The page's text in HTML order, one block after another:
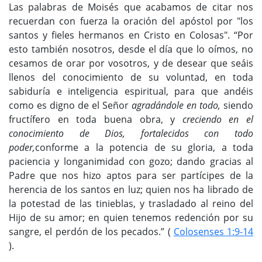
Las palabras de Moisés que acabamos de citar nos
recuerdan con fuerza la oración del apóstol por "los
santos y fieles hermanos en Cristo en Colosas". “Por
esto también nosotros, desde el día que lo oímos, no
cesamos de orar por vosotros, y de desear que seáis
llenos del conocimiento de su voluntad, en toda
sabiduría e inteligencia espiritual, para que andéis
como es digno de el Señor agradándole en todo, siendo
fructífero en toda buena obra, y creciendo en el
conocimiento de Dios, fortalecidos con todo
poder,conforme a la potencia de su gloria, a toda
paciencia y longanimidad con gozo; dando gracias al
Padre que nos hizo aptos para ser partícipes de la
herencia de los santos en luz; quien nos ha librado de
la potestad de las tinieblas, y trasladado al reino del
Hijo de su amor; en quien tenemos redención por su
sangre, el perdón de los pecados.” ( Colosenses 1:9-14
).